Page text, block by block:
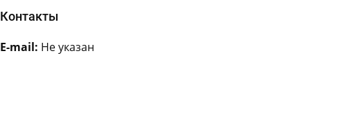
Контакты
E-mail: Не указан